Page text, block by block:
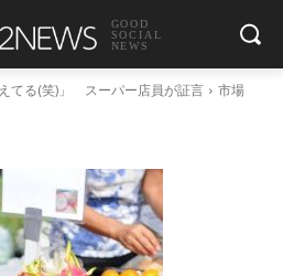
GOOD
SOCIAL
NEWS
てる(笑)」 スーパー店員が証言 市場